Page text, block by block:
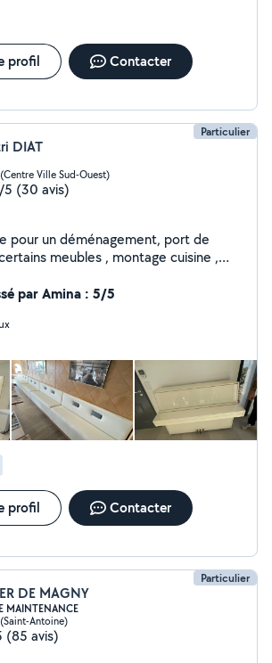
profil Contacter
Particulier
DIAT
Ville Sud-Ouest)
5 (30 avis)
pour un déménagement, port de
meubles , montage cuisine ,
heures de ménage à effectuer dans
par Amina : 5/5
profil Contacter
Particulier
DE MAGNY
MAINTENANCE
Antoine)
(85 avis)